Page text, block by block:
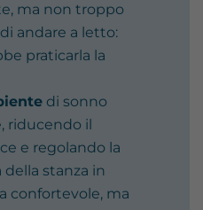
ma non troppo
di andare a letto:
praticarla la
di sonno
riducendo il
e regolando la
stanza in
confortevole, ma